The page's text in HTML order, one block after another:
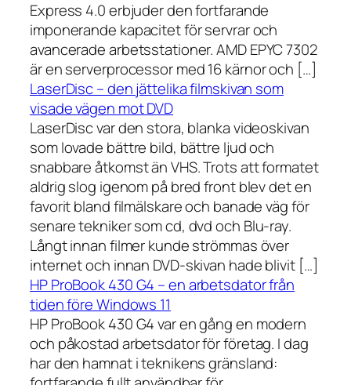
Express 4.0 erbjuder den fortfarande
imponerande kapacitet för servrar och
avancerade arbetsstationer. AMD EPYC 7302
är en serverprocessor med 16 kärnor och […]
LaserDisc – den jättelika filmskivan som
visade vägen mot DVD
LaserDisc var den stora, blanka videoskivan
som lovade bättre bild, bättre ljud och
snabbare åtkomst än VHS. Trots att formatet
aldrig slog igenom på bred front blev det en
favorit bland filmälskare och banade väg för
senare tekniker som cd, dvd och Blu-ray.
Långt innan filmer kunde strömmas över
internet och innan DVD-skivan hade blivit […]
HP ProBook 430 G4 – en arbetsdator från
tiden före Windows 11
HP ProBook 430 G4 var en gång en modern
och påkostad arbetsdator för företag. I dag
har den hamnat i teknikens gränsland: